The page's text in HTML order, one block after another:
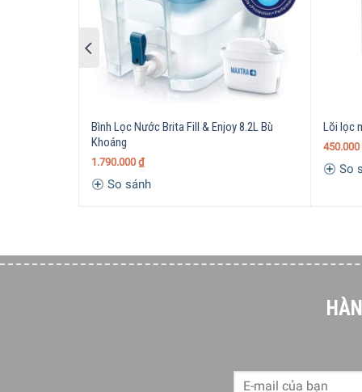
Thiết kế tiện lợi
Bộ Lọc Tại Vòi Brita On Tap 1200L
bằng thép
khônggỉcực kỳ chắc chắn. Bộ lọc
Bình Lọc Nước Brita Fill & Enjoy 8.2L Bù
Khoáng
1.790.000 ₫
So sánh
Lõi lọc
450.000
So